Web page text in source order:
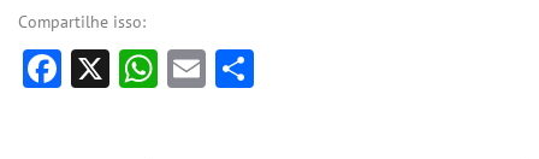
Compartilhe isso:
Facebook
X WhatsApp
Email